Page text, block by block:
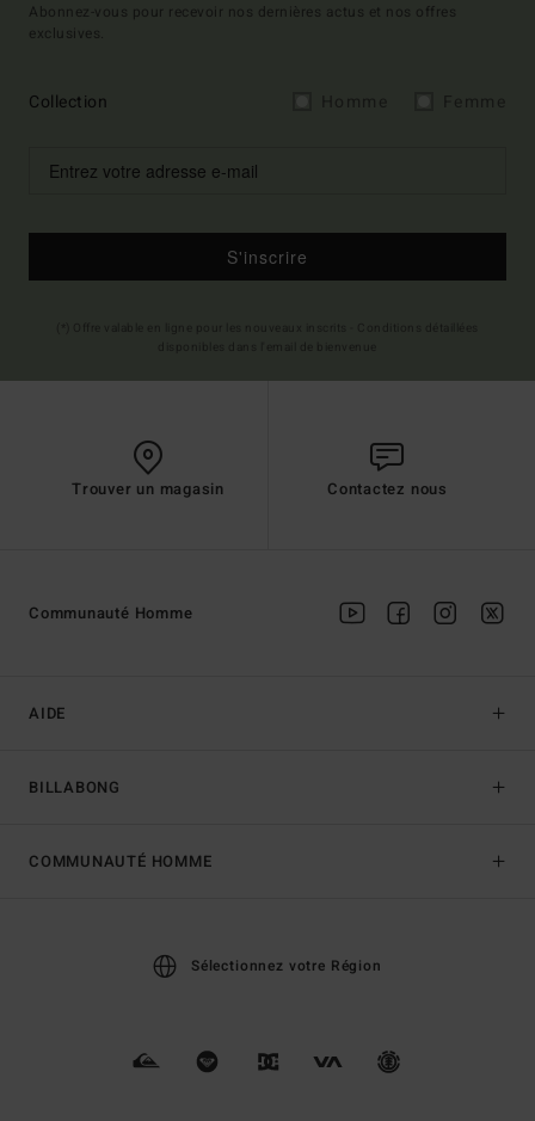
Abonnez-vous pour recevoir nos dernières actus et nos offres
exclusives.
Collection
S'inscrire
Trouver un magasin Contactez nous
AIDE
BILLABONG
Communauté Homme
COMMUNAUTÉ HOMME
Sélectionnez votre Région